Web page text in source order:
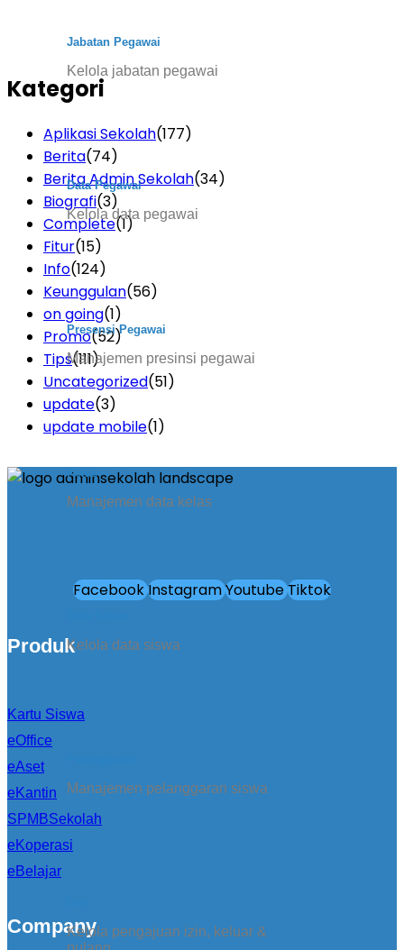
Jabatan Pegawai
Kelola jabatan pegawai
Data Pegawai
Kelola data pegawai
Presensi Pegawai
Manajemen presinsi pegawai
Kelas
Manajemen data kelas
Kelola data siswa
Manajemen pelanggaran siswa
Kelola pengajuan izin, keluar &
Kategori
Aplikasi Sekolah(177)
Berita(74)
Berita Admin Sekolah(34)
Biografi(3)
Complete(1)
Fitur(15)
Info(124)
Keunggulan(56)
on going(1)
Promo(52)
Tips(111)
Uncategorized(51)
update(3)
update mobile(1)
FacebookInstagramYoutubeTiktok
Produk
Kartu Siswa
eOffice
eAset
eKantin
SPMBSekolah
eKoperasi
eBelajar
Company